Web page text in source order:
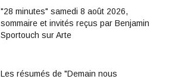
"28 minutes" samedi 8 août 2026,
sommaire et invités reçus par Benjamin
Sportouch sur Arte
Les résumés de "Demain nous